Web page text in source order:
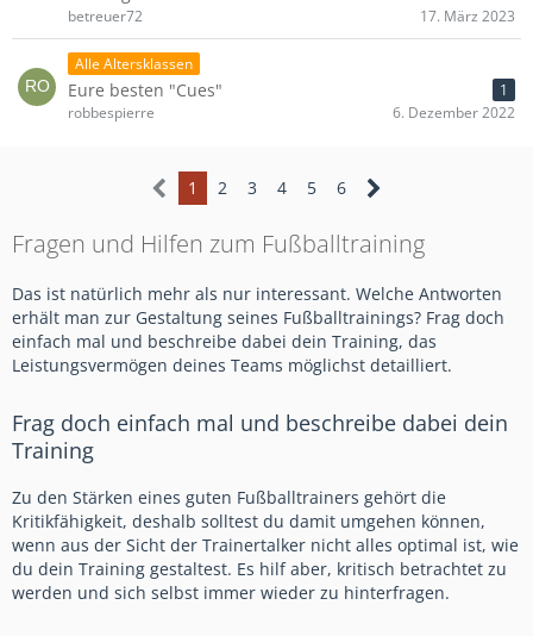
betreuer72 17. März 2023
Alle Altersklassen
Eure besten "Cues"
1
robbespierre
6. Dezember 2022
1 2 3 4 5 6
Fragen und Hilfen zum Fußballtraining
Das ist natürlich mehr als nur interessant. Welche Antworten
erhält man zur Gestaltung seines Fußballtrainings? Frag doch
einfach mal und beschreibe dabei dein Training, das
Leistungsvermögen deines Teams möglichst detailliert.
Frag doch einfach mal und beschreibe dabei dein
Training
Zu den Stärken eines guten Fußballtrainers gehört die
Kritikfähigkeit, deshalb solltest du damit umgehen können,
wenn aus der Sicht der Trainertalker nicht alles optimal ist, wie
du dein Training gestaltest. Es hilf aber, kritisch betrachtet zu
werden und sich selbst immer wieder zu hinterfragen.